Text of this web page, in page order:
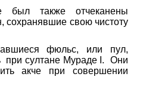
был также отчеканены
сохранявшие свою чистоту
фюльс, или пул,
при султане Мураде I. Они
акче при совершении